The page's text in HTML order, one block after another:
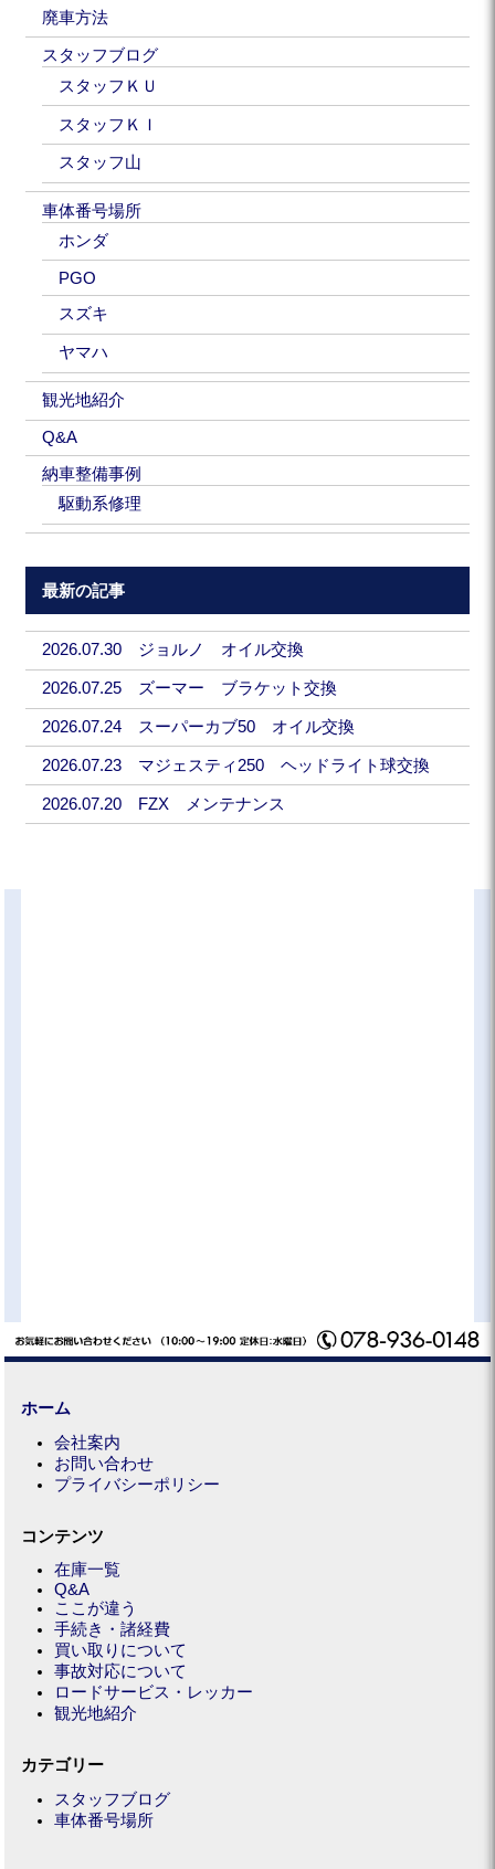
廃車方法
スタッフブログ
スタッフＫＵ
スタッフＫＩ
スタッフ山
車体番号場所
ホンダ
PGO
スズキ
ヤマハ
観光地紹介
Q&A
納車整備事例
駆動系修理
最新の記事
2026.07.30 ジョルノ オイル交換
2026.07.25 ズーマー ブラケット交換
2026.07.24 スーパーカブ50 オイル交換
2026.07.23 マジェスティ250 ヘッドライト球交換
2026.07.20 FZX メンテナンス
ホーム
会社案内
お問い合わせ
プライバシーポリシー
コンテンツ
在庫一覧
Q&A
ここが違う
手続き・諸経費
買い取りについて
事故対応について
ロードサービス・レッカー
観光地紹介
カテゴリー
スタッフブログ
車体番号場所